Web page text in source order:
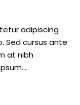
adipiscing
Sed cursus ante
at nibh